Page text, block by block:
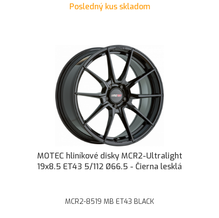
Posledný kus skladom
MOTEC hliníkové disky MCR2-Ultralight
19x8.5 ET43 5/112 Ø66.5 - Čierna lesklá
MCR2-8519 MB ET43 BLACK